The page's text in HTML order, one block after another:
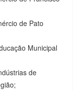
de Pato
Municipal
de